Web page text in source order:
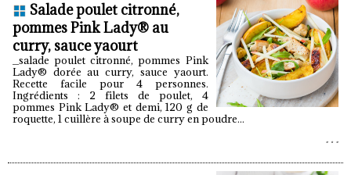
Salade poulet citronné,
pommes Pink Lady® au
curry, sauce yaourt
_salade poulet citronné, pommes Pink
Lady® dorée au curry, sauce yaourt.
Recette facile pour 4 personnes.
Ingrédients : 2 filets de poulet, 4
pommes Pink Lady® et demi, 120 g de
roquette, 1 cuillère à soupe de curry en poudre...